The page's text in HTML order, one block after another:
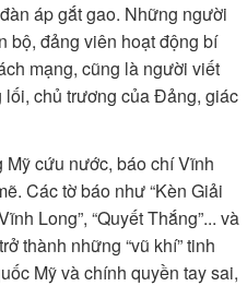
áp gắt gao. Những người
bộ, đảng viên hoạt động bí
mạng, cũng là người viết
chủ trương của Đảng, giác
cứu nước, báo chí Vĩnh
Các tờ báo như “Kèn Giải
Long”, “Quyết Thắng”... và
thành những “vũ khí” tinh
Mỹ và chính quyền tay sai,